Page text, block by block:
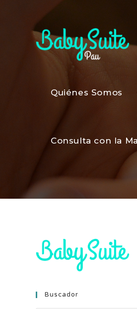
Quiénes Somos
Consulta con la
Buscador